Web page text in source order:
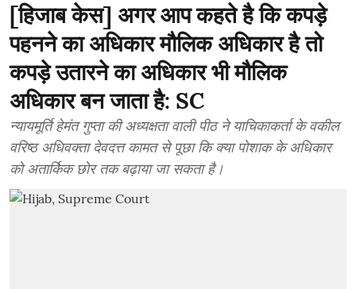
[हिजाब केस] अगर आप कहते है कि कपड़े
पहनने का अधिकार मौलिक अधिकार है तो
कपड़े उतारने का अधिकार भी मौलिक
अधिकार बन जाता है: SC
न्यायमूर्ति हेमंत गुप्ता की अध्यक्षता वाली पीठ ने याचिकाकर्ता के वकील
वरिष्ठ अधिवक्ता देवदत्त कामत से पूछा कि क्या पोशाक के अधिकार
को अतार्किक छोर तक बढ़ाया जा सकता है।